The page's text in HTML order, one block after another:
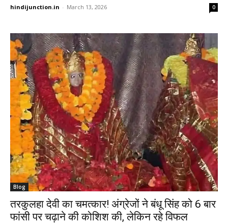
hindijunction.in - March 13, 2026 0
Blog
तरकुलहा देवी का चमत्कार! अंग्रेजों ने बंधू सिंह को 6 बार
फांसी पर चढ़ाने की कोशिश की, लेकिन रहे विफल